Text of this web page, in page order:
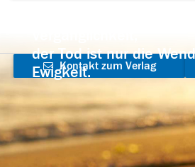
der Tod ist nur die
Ewigkeit.
Kontakt zum Verlag
aufnehmen